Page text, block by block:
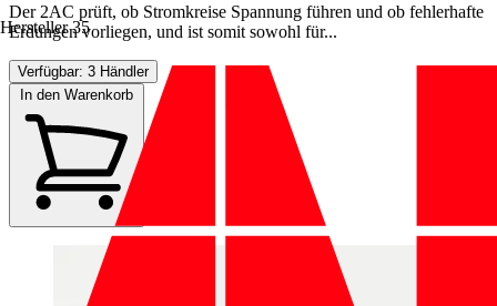
Hersteller 35
Der 2AC prüft, ob Stromkreise Spannung führen und ob fehlerhafte
Erdungen vorliegen, und ist somit sowohl für...
Verfügbar: 3 Händler
In den Warenkorb